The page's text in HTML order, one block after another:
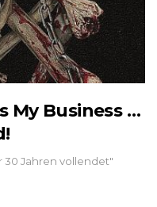
My Business …
30 Jahren vollendet"